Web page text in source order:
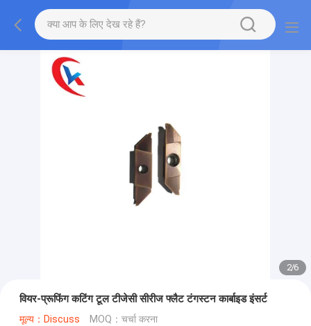
2/6
वियर-प्रूफिंग कटिंग टूल टीजेसी सीरीज फ्लैट टंगस्टन कार्बाइड इंसर्ट
मूल्य：Discuss MOQ：चर्चा करना